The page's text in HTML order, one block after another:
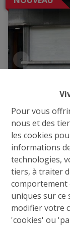
Pour vous
nous et des
les cookies
informations
technologies,
tiers, à traiter
comportement
uniques sur ce
modifier votre
'cookies' ou
Atelier-
Ref: 2178
€ 380.000